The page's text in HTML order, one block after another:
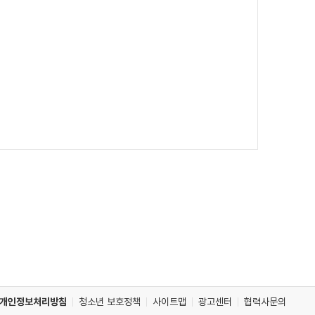
개인정보처리방침 청소년 보호정책 사이트맵 광고센터 협력사문의